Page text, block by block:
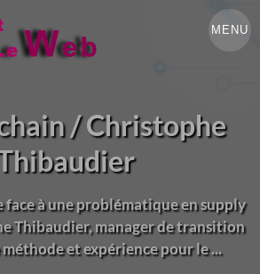
MENU
/ Christophe
face à une problématique en supply
Thibaudier, manager de transition
et expérience pour le ...